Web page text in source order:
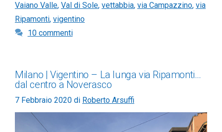
Vaiano Valle, Val di Sole, vettabbia, via Campazzino, via
Ripamonti, vigentino
10 commenti
Milano | Vigentino – La lunga via Ripamonti…
dal centro a Noverasco
7 Febbraio 2020 di Roberto Arsuffi